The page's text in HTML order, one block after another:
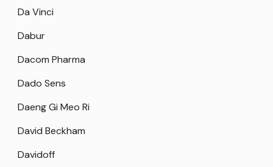
Da Vinci
Dabur
Dacom Pharma
Dado Sens
Daeng Gi Meo Ri
David Beckham
Davidoff